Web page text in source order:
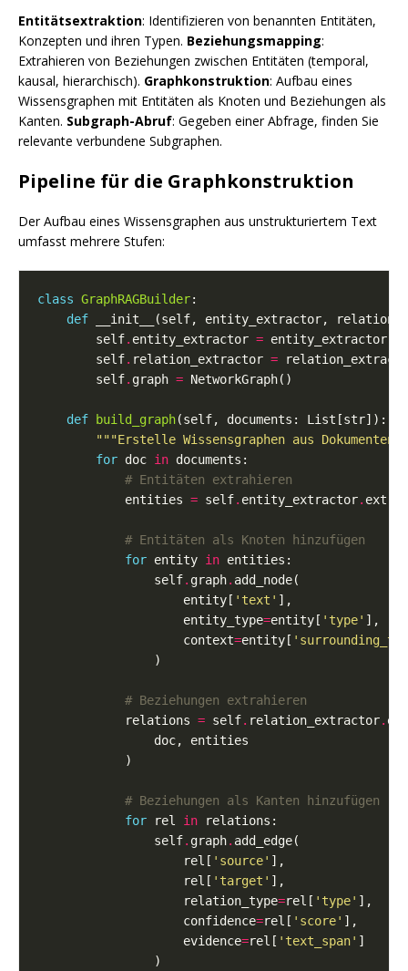
Entitätsextraktion: Identifizieren von benannten Entitäten,
Konzepten und ihren Typen. Beziehungsmapping:
Extrahieren von Beziehungen zwischen Entitäten (temporal,
kausal, hierarchisch). Graphkonstruktion: Aufbau eines
Wissensgraphen mit Entitäten als Knoten und Beziehungen als
Kanten. Subgraph-Abruf: Gegeben einer Abfrage, finden Sie
relevante verbundene Subgraphen.
Pipeline für die Graphkonstruktion
Der Aufbau eines Wissensgraphen aus unstrukturiertem Text
umfasst mehrere Stufen:
class GraphRAGBuilder
def
        self
. entity_extractor =
        self
. relation_extractor =
        self
. graph =
def build_graph
"""Erstelle Wissensgraphen aus
for doc in
# Entitäten extrahieren
            entities
= self. entity_extractor.
# Entitäten als Knoten hinzufügen
for entity in
                self
. graph.
                    entity[
'text'
                    entity_type
=entity[ 'type'
                    context
=entity[
# Beziehungen extrahieren
            relations
= self. relation_extractor.
# Beziehungen als Kanten hinzufügen
for rel in
                self
. graph.
                    rel[
'source'
                    rel[
'target'
                    relation_type
=rel[ 'type'
                    confidence
=rel[ 'score'
                    evidence
=rel[ 'text_span'